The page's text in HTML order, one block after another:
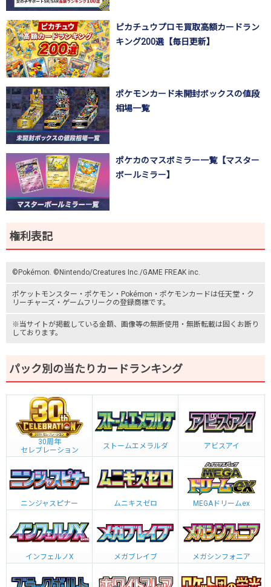
ピカチュウプロモ買取高額カードラン
キング200選【毎日更新】
ポケモンカード未開封ボックスの値段
相場一覧
ポケカのマスボミラー一覧【マスター
ボールミラー】
権利表記
©Pokémon. ©Nintendo/Creatures Inc./GAME FREAK inc.
ポケットモンスター ・ポケモン・Pokémon・ ポケモンカードは任天堂・ ク
リーチャーズ ・ ゲームフリークの登録商標です。
※当サイトが掲載している金額、画像等の無断使用・無断転載は固くお断り
しております。
パック別の当たりカードランキング
30周年
セレブレーション
ストームエメラルダ アビスアイ
ニンジャスピナー ムニキスゼロ MEGAドリームex
インフェルノX メガブレイブ メガシンフォニア